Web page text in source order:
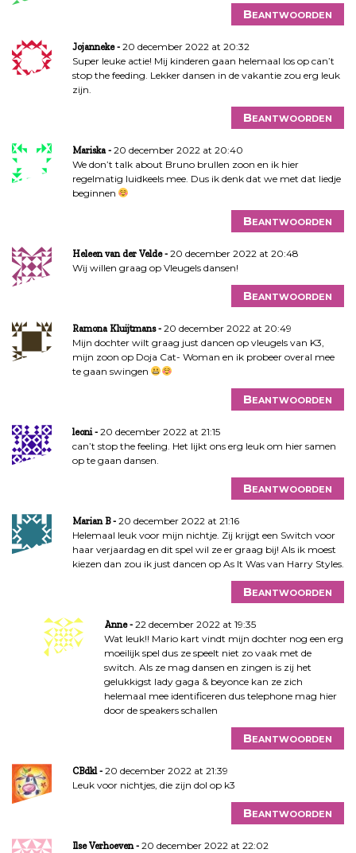
Beantwoorden
Jojanneke
20 december 2022 at 20:32
Super leuke actie! Mij kinderen gaan helemaal los op can’t
stop the feeding. Lekker dansen in de vakantie zou erg leuk
zijn.
Beantwoorden
Mariska
20 december 2022 at 20:40
We don’t talk about Bruno brullen zoon en ik hier
regelmatig luidkeels mee. Dus ik denk dat we met dat liedje
beginnen
Beantwoorden
Heleen van der Velde
20 december 2022 at 20:48
Wij willen graag op Vleugels dansen!
Beantwoorden
Ramona Kluijtmans
20 december 2022 at 20:49
Mijn dochter wilt graag just dancen op vleugels van K3,
mijn zoon op Doja Cat- Woman en ik probeer overal mee
te gaan swingen
Beantwoorden
leoni
20 december 2022 at 21:15
can’t stop the feeling. Het lijkt ons erg leuk om hier samen
op te gaan dansen.
Beantwoorden
Marian B
20 december 2022 at 21:16
Helemaal leuk voor mijn nichtje. Zij krijgt een Switch voor
haar verjaardag en dit spel wil ze er graag bij! Als ik moest
kiezen dan zou ik just dancen op As It Was van Harry Styles.
Beantwoorden
Anne
22 december 2022 at 19:35
Wat leuk!! Mario kart vindt mijn dochter nog een erg
moeilijk spel dus ze speelt niet zo vaak met de
switch. Als ze mag dansen en zingen is zij het
gelukkigst lady gaga & beyonce kan ze zich
helemaal mee identificeren dus telephone mag hier
door de speakers schallen
Beantwoorden
CBdkl
20 december 2022 at 21:39
Leuk voor nichtjes, die zijn dol op k3
Beantwoorden
Ilse Verhoeven
20 december 2022 at 22:02